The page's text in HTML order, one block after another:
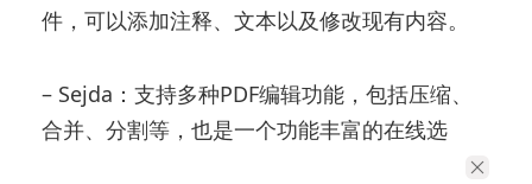
件，可以添加注释、文本以及修改现有内容。
– Sejda：支持多种PDF编辑功能，包括压缩、
合并、分割等，也是一个功能丰富的在线选